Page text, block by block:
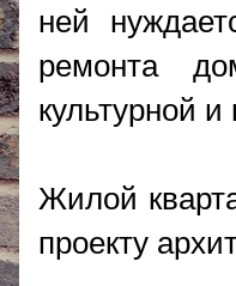
ней
ремонта
культурной
Жилой
проекту